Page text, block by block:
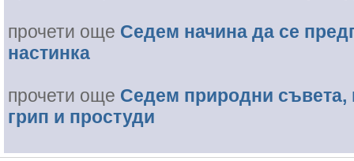
прочети още Седем начина да се
настинка
прочети още Седем природни съвета,
грип и простуди